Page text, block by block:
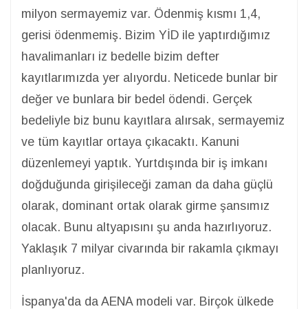
milyon sermayemiz var. Ödenmiş kısmı 1,4,
gerisi ödenmemiş. Bizim YİD ile yaptırdığımız
havalimanları iz bedelle bizim defter
kayıtlarımızda yer alıyordu. Neticede bunlar bir
değer ve bunlara bir bedel ödendi. Gerçek
bedeliyle biz bunu kayıtlara alırsak, sermayemiz
ve tüm kayıtlar ortaya çıkacaktı. Kanuni
düzenlemeyi yaptık. Yurtdışında bir iş imkanı
doğduğunda girişileceği zaman da daha güçlü
olarak, dominant ortak olarak girme şansımız
olacak. Bunu altyapısını şu anda hazırlıyoruz.
Yaklaşık 7 milyar civarında bir rakamla çıkmayı
planlıyoruz.
İspanya'da da AENA modeli var. Birçok ülkede